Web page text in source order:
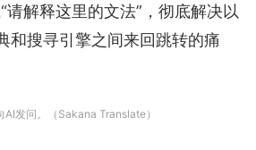
请解释这里的文法”，彻底解决以
和搜寻引擎之间来回跳转的痛
发问。（Sakana Translate）